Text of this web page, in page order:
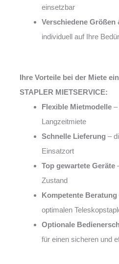
einsetzbar
Verschiedene Größen
individuell auf Ihre
Ihre Vorteile bei der Miete
STAPLER MIETSERVICE:
Flexible Mietmodelle –
Langzeitmiete
Schnelle Lieferung –
Einsatzort
Top gewartete Geräte
Zustand
Kompetente Beratung
optimalen
Optionale
für einen sicheren und